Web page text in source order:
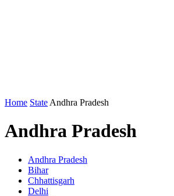
Home State Andhra Pradesh
Andhra Pradesh
Andhra Pradesh
Bihar
Chhattisgarh
Delhi